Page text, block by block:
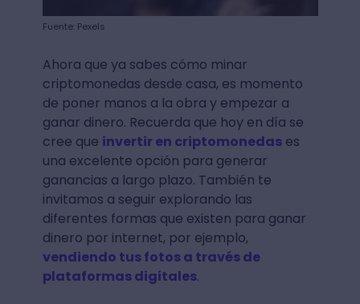
Fuente: Pexels
Ahora que ya sabes cómo minar
criptomonedas desde casa, es momento
de poner manos a la obra y empezar a
ganar dinero. Recuerda que hoy en día se
cree que invertir en criptomonedases
una excelente opción para generar
ganancias a largo plazo. También te
invitamos a seguir explorando las
diferentes formas que existen para ganar
dinero por internet, por ejemplo,
vendiendo tus fotos a través de
plataformas digitales.